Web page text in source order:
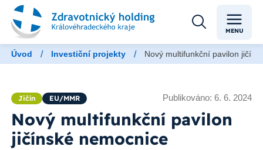
MENU
Úvod / Investiční projekty / Nový multifunkční pavilon
Jičín EU/MMR Publikováno: 6. 6. 2024
Nový multifunkční pavilon
jičínské nemocnice